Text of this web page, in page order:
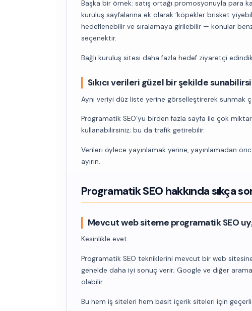
Başka bir örnek: satış ortağı promosyonuyla para
kuruluş sayfalarına ek olarak ‘köpekler brisket
hedeflenebilir ve sıralamaya girilebilir — konular
seçenektir.
Bağlı kuruluş sitesi daha fazla hedef ziyaretçi
Sıkıcı verileri güzel bir şekilde
Aynı veriyi düz liste yerine görselleştirerek sunmak
Programatik SEO’yu birden fazla sayfa ile çok
kullanabilirsiniz; bu da trafik getirebilir.
Verileri öylece yayınlamak yerine, yayınlamadan
ayırın.
Programatik SEO hakkında sıkça
Mevcut web siteme programatik SEO
Kesinlikle evet.
Programatik SEO tekniklerini mevcut bir web
genelde daha iyi sonuç verir; Google ve diğer
olabilir.
Bu hem iş siteleri hem basit içerik siteleri için